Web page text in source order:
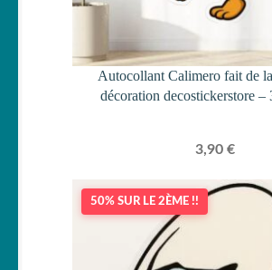
Autocollant Calimero fait de
décoration decostickerstore
3,90 €
50% SUR LE 2ÈME !!